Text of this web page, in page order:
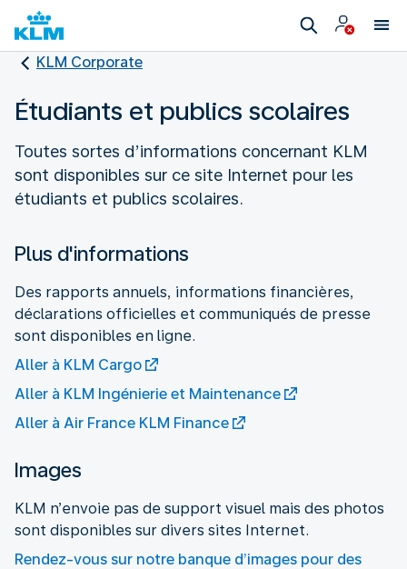
KLM Corporate
Étudiants et publics scolaires
Toutes sortes d’informations concernant KLM
sont disponibles sur ce site Internet pour les
étudiants et publics scolaires.
Plus d'informations
Des rapports annuels, informations financières,
déclarations officielles et communiqués de presse
sont disponibles en ligne.
Aller à KLM Cargo
Aller à KLM Ingénierie et Maintenance
Aller à Air France KLM Finance
Images
KLM n’envoie pas de support visuel mais des photos
sont disponibles sur divers sites Internet.
Rendez-vous sur notre banque d’images pour des